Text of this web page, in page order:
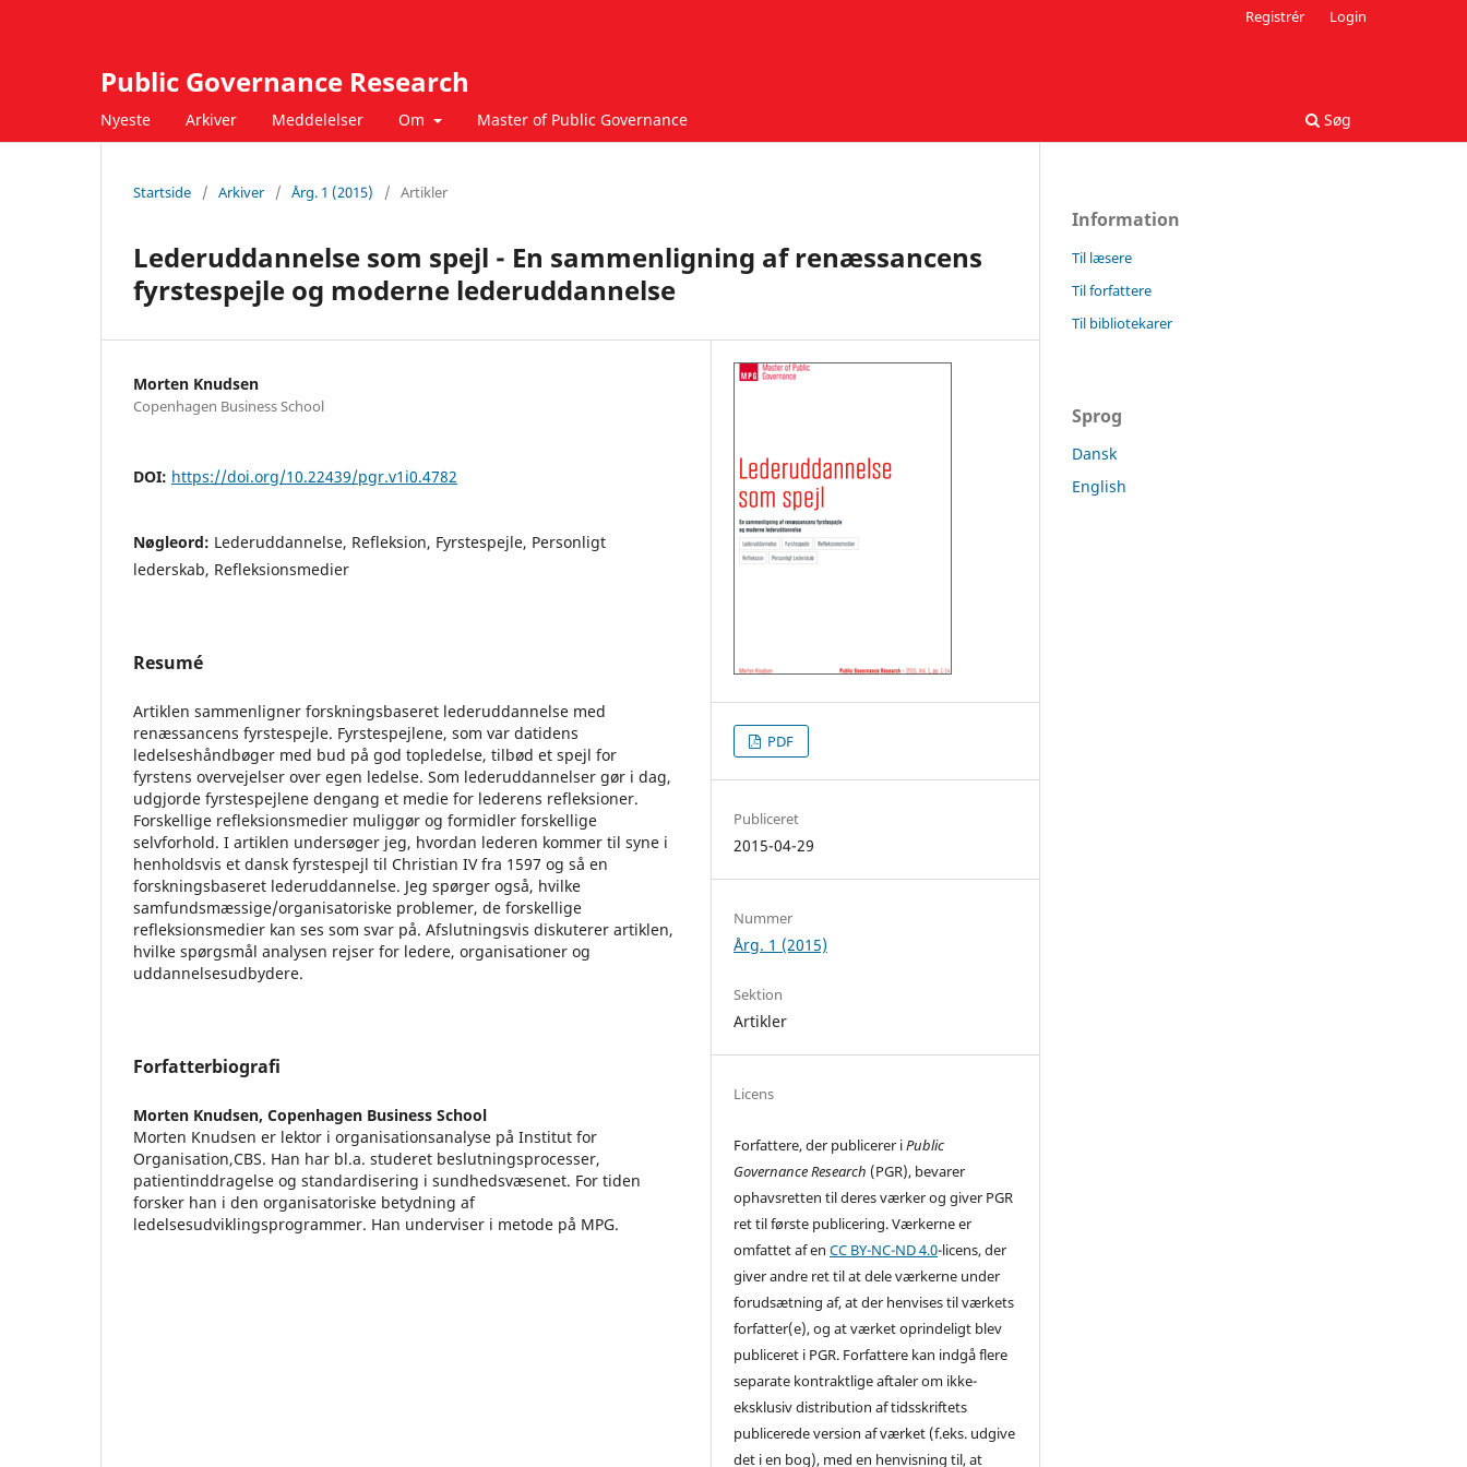
Public Governance Research
Nyeste Arkiver Meddelelser Om Master of Public Governance Søg
Registrér Login
Startside / Arkiver / Årg. 1 (2015) / Artikler
Lederuddannelse som spejl - En sammenligning af renæssancens
fyrstespejle og moderne lederuddannelse
Morten Knudsen
Copenhagen Business School
DOI: https://doi.org/10.22439/pgr.v1i0.4782
Nøgleord: Lederuddannelse, Refleksion, Fyrstespejle, Personligt
lederskab, Refleksionsmedier
Resumé
Artiklen sammenligner forskningsbaseret lederuddannelse med
renæssancens fyrstespejle. Fyrstespejlene, som var datidens
ledelseshåndbøger med bud på god topledelse, tilbød et spejl for
fyrstens overvejelser over egen ledelse. Som lederuddannelser gør i dag,
udgjorde fyrstespejlene dengang et medie for lederens refleksioner.
Forskellige refleksionsmedier muliggør og formidler forskellige
selvforhold. I artiklen undersøger jeg, hvordan lederen kommer til syne i
henholdsvis et dansk fyrstespejl til Christian IV fra 1597 og så en
forskningsbaseret lederuddannelse. Jeg spørger også, hvilke
samfundsmæssige/organisatoriske problemer, de forskellige
refleksionsmedier kan ses som svar på. Afslutningsvis diskuterer artiklen,
hvilke spørgsmål analysen rejser for ledere, organisationer og
uddannelsesudbydere.
Forfatterbiografi
Morten Knudsen, Copenhagen Business School
Morten Knudsen er lektor i organisationsanalyse på Institut for
Organisation,CBS. Han har bl.a. studeret beslutningsprocesser,
patientinddragelse og standardisering i sundhedsvæsenet. For tiden
forsker han i den organisatoriske betydning af
ledelsesudviklingsprogrammer. Han underviser i metode på MPG.
PDF
Publiceret
2015-04-29
Nummer
Årg. 1 (2015)
Sektion
Artikler
Licens
Forfattere, der publicerer iPublic
Governance Research (PGR), bevarer
ophavsretten til deres værker og giver PGR
ret til første publicering. Værkerne er
omfattet af enCC BY-NC-ND 4.0-licens, der
giver andre ret til at dele værkerne under
forudsætning af, at der henvises til værkets
forfatter(e), og at værket oprindeligt blev
publiceret i PGR. Forfattere kan indgå flere
separate kontraktlige aftaler om ikke-
eksklusiv distribution af tidsskriftets
publicerede version af værket (f.eks. udgive
det i en bog), med en henvisning til, at
Information
Til læsere
Til forfattere
Til bibliotekarer
Sprog
Dansk
English